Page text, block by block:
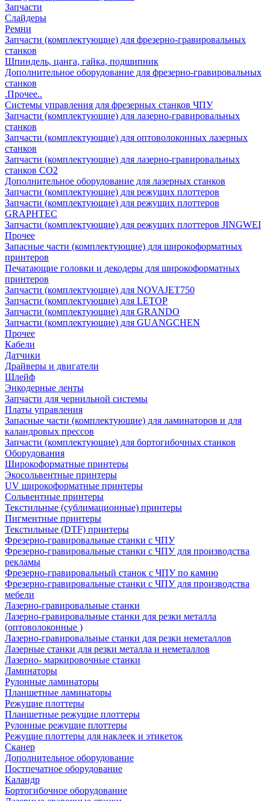
Запчасти
Слайдеры
Ремни
Запчасти (комплектующие) для фрезерно-гравировальных
станков
Шпиндель, цанга, гайка, подшипник
Дополнительное оборудование для фрезерно-гравировальных
станков
.Прочее..
Системы управления для фрезерных станков ЧПУ
Запчасти (комплектующие) для лазерно-гравировальных
станков
Запчасти (комплектующие) для оптоволоконных лазерных
станков
Запчасти (комплектующие) для лазерно-гравировальных
станков CO2
Дополнительное оборудование для лазерных станков
Запчасти (комплектующие) для режущих плоттеров
Запчасти (комплектующие) для режущих плоттеров
GRAPHTEC
Запчасти (комплектующие) для режущих плоттеров JINGWEI
Прочее
Запасные части (комплектующие) для широкоформатных
принтеров
Печатающие головки и декодеры для широкоформатных
принтеров
Запчасти (комплектующие) для NOVAJET750
Запчасти (комплектующие) для LETOP
Запчасти (комплектующие) для GRANDO
Запчасти (комплектующие) для GUANGCHEN
Прочее
Кабели
Датчики
Драйверы и двигатели
Шлейф
Энкодерные ленты
Запчасти для чернильной системы
Платы управления
Запасные части (комплектующие) для ламинаторов и для
каландровых прессов
Запчасти (комплектующие) для бортогибочных станков
Оборудования
Широкоформатные принтеры
Экосольвентные принтеры
UV широкоформатные принтеры
Сольвентные принтеры
Текстильные (сублимационные) принтеры
Пигментные принтеры
Текстильные (DTF) принтеры
Фрезерно-гравировальные станки с ЧПУ
Фрезерно-гравировальные станки с ЧПУ для производства
рекламы
Фрезерно-гравировальный станок с ЧПУ по камню
Фрезерно-гравировальные станки с ЧПУ для производства
мебели
Лазерно-гравировальные станки
Лазерно-гравировальные станки для резки металла
(оптоволоконные )
Лазерно-гравировальные станки для резки неметаллов
Лазерные станки для резки металла и неметаллов
Лазерно- маркировочные станки
Ламинаторы
Рулонные ламинаторы
Планшетные ламинаторы
Режущие плоттеры
Планшетные режущие плоттеры
Рулонные режущие плоттеры
Режущие плоттеры для наклеек и этикеток
Сканер
Дополнительное оборудование
Постпечатное оборудование
Каландр
Бортогибочное оборудование